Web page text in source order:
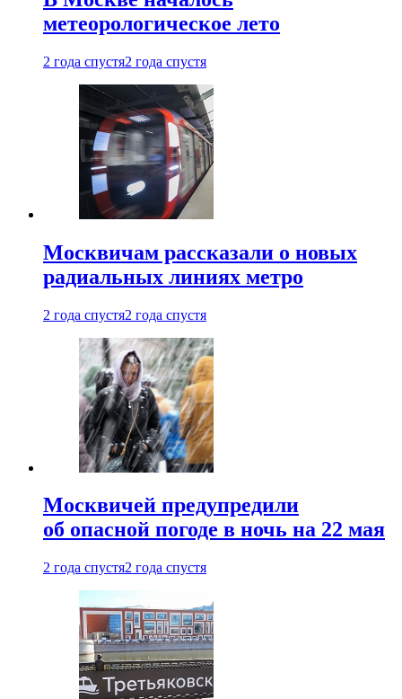
метеорологическое лето
2 года спустя2 года спустя
Москвичам рассказали о новых
радиальных линиях метро
2 года спустя2 года спустя
Москвичей предупредили
об опасной погоде в ночь на 22 мая
2 года спустя2 года спустя